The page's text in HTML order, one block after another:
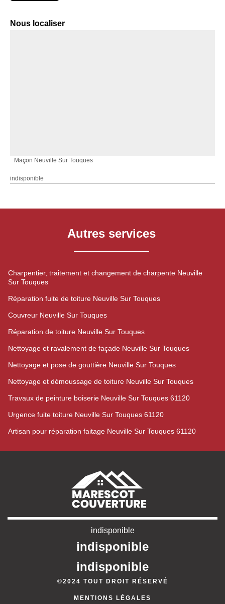
Nous localiser
Maçon Neuville Sur Touques
indisponible
Autres services
Charpentier, traitement et changement de charpente Neuville
Sur Touques
Réparation fuite de toiture Neuville Sur Touques
Couvreur Neuville Sur Touques
Réparation de toiture Neuville Sur Touques
Nettoyage et ravalement de façade Neuville Sur Touques
Nettoyage et pose de gouttière Neuville Sur Touques
Nettoyage et démoussage de toiture Neuville Sur Touques
Travaux de peinture boiserie Neuville Sur Touques 61120
Urgence fuite toiture Neuville Sur Touques 61120
Artisan pour réparation faitage Neuville Sur Touques 61120
indisponible
indisponible
indisponible
©2024 TOUT DROIT RÉSERVÉ
MENTIONS LÉGALES